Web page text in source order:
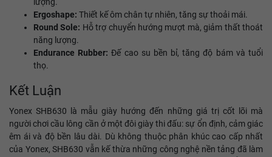
Ergoshape: Thiết kế ôm chân tự nhiên, tăng sự thoải mái.
Round Sole: Hỗ trợ chuyển hướng mượt mà, giảm thất thoát
năng lượng.
Endurance Rubber: Đế cao su bền bỉ, tăng độ bám và tuổi
thọ.
Kết Luận
Yonex SHB630 là mẫu giày hướng đến những giá trị cốt lõi mà
người chơi cầu lông cần ở một đôi giày thi đấu: sự ổn định, cảm giác
êm ái và độ bền lâu dài. Dù không thuộc phân khúc cao cấp nhất
của Yonex, SHB630 vẫn kế thừa những công nghệ nền tảng đã làm